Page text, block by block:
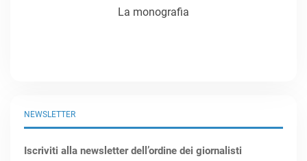
NEWSLETTER
Iscriviti alla newsletter dell’ordine dei giornalisti
La monografia